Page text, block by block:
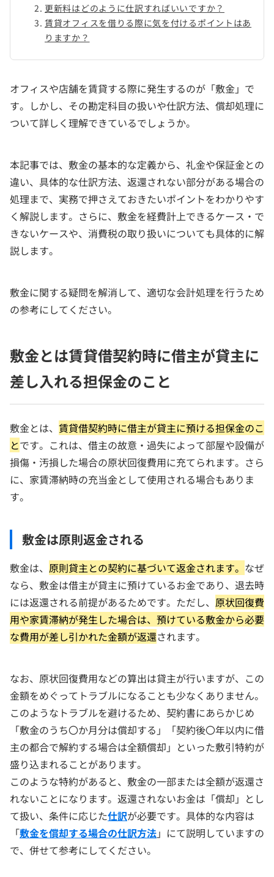
更新料はどのように仕訳すればいいですか？
賃貸オフィスを借りる際に気を付けるポイントはあ
りますか？
オフィスや店舗を賃貸する際に発生するのが「敷金」で
す。しかし、その勘定科目の扱いや仕訳方法、償却処理に
ついて詳しく理解できているでしょうか。
本記事では、敷金の基本的な定義から、礼金や保証金との
違い、具体的な仕訳方法、返還されない部分がある場合の
処理まで、実務で押さえておきたいポイントをわかりやす
く解説します。さらに、敷金を経費計上できるケース・で
きないケースや、消費税の取り扱いについても具体的に解
説します。
敷金に関する疑問を解消して、適切な会計処理を行うため
の参考にしてください。
敷金とは賃貸借契約時に借主が貸主に
差し入れる担保金のこと
敷金とは、 賃貸借契約時に借主が貸主に預ける担保金のこ
とです。これは、借主の故意・過失によって部屋や設備が
損傷・汚損した場合の原状回復費用に充てられます。さら
に、家賃滞納時の充当金として使用される場合もありま
す。
敷金は原則返金される
敷金は、 原則貸主との契約に基づいて返金されます。 なぜ
なら、敷金は借主が貸主に預けているお金であり、退去時
には返還される前提があるためです。ただし、 原状回復費
用や家賃滞納が発生した場合は、預けている敷金から必要
な費用が差し引かれた金額が返還されます。
なお、原状回復費用などの算出は貸主が行いますが、この
金額をめぐってトラブルになることも少なくありません。
このようなトラブルを避けるため、契約書にあらかじめ
「敷金のうち〇か月分は償却する」「契約後〇年以内に借
主の都合で解約する場合は全額償却」といった敷引特約が
盛り込まれることがあります。
このような特約があると、敷金の一部または全額が返還さ
れないことになります。返還されないお金は「償却」とし
て扱い、条件に応じた仕訳が必要です。具体的な内容は
「敷金を償却する場合の仕訳方法」にて説明していますの
で、併せて参考にしてください。